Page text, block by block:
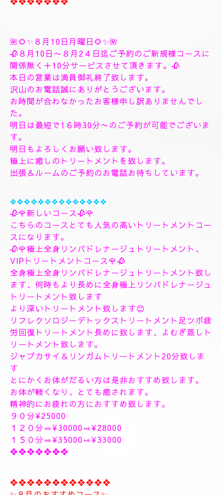
１５０分¥36000⇒¥33000
🌺🌻✨８月10日月曜日🌻✨🌺
🥀８月10日〜８月2４日迄ご予約のご新規様コースに
関係無く＋10分サービスさせて頂きます。🥀
本日の営業は満員御礼終了致します。
沢山のお電話誠にありがとうございます。
お時間が合わなかったお客様申し訳ありませんでし
た。
明日は最短で1６時30分〜のご予約が可能でございま
す。
明日もよろしくお願い致します。
極上に癒しのトリートメントを致します。
❖❖❖❖❖❖❖❖❖❖❖❖❖❖
🥀🌹新しいコース🥀🌹
こちらのコースとても人気の高いトリートメントコー
スになります。
🥀🌹極上全身リンパドレナージュトリートメント、
VIPトリートメントコース🌹🥀
全身極上全身リンパドレナージュトリートメント致し
ます、何時もより長めに全身極上リンパドレナージュ
トリートメント致します
より深いトリートメント致します😊
リフレクソロジーデトックストリートメント足ツボ疲
労回復トリートメント長めに致します、よむぎ蒸しト
リートメント致します。
ジャプカサイ＆リンガムトリートメント20分致しま
す
とにかくお体がだるい方は是非おすすめ致します。
お体が軽くなり、とても癒されます。
精神的にお疲れの方におすすめ致します。
９０分¥25000
１２０分⇒¥30000⇒¥28000
１５０分⇒¥35000⇒¥33000